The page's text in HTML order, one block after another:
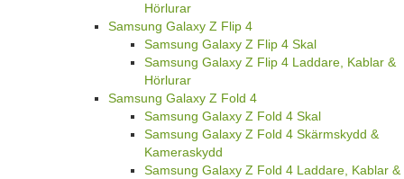
Hörlurar
Samsung Galaxy Z Flip 4
Samsung Galaxy Z Flip 4 Skal
Samsung Galaxy Z Flip 4 Laddare, Kablar &
Hörlurar
Samsung Galaxy Z Fold 4
Samsung Galaxy Z Fold 4 Skal
Samsung Galaxy Z Fold 4 Skärmskydd &
Kameraskydd
Samsung Galaxy Z Fold 4 Laddare, Kablar &